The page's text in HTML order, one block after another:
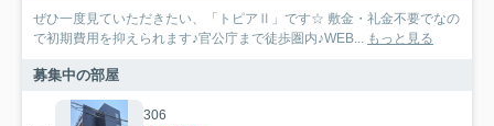
ぜひ一度見ていただきたい、「トピアⅡ」です☆ 敷金・礼金不要でなの
で初期費用を抑えられます♪官公庁まで徒歩圏内♪WEB... もっと見る
募集中の部屋
306